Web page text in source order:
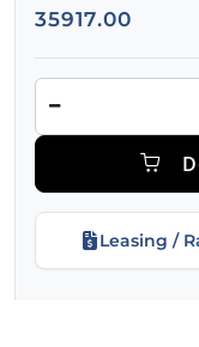
Cena:
35917.00
Ilość
Leasing /